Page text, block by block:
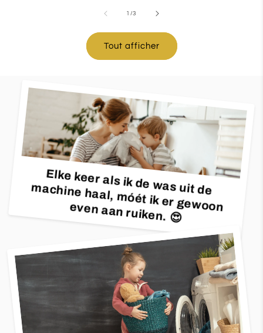
1 /de
3
Tout afficher
Elke keer als ik de was uit de
machine haal, móét ik er gewoon even aan ruiken. 😍